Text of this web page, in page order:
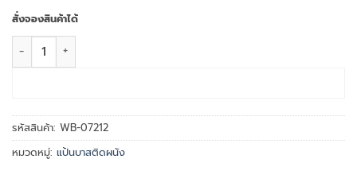
สั่งจองสินค้าได้
จำนวน WB-07212 Electric Folding Hanging ชิ้น
รหัสสินค้า: WB-07212
หมวดหมู่: แป้นบาสติดผนัง